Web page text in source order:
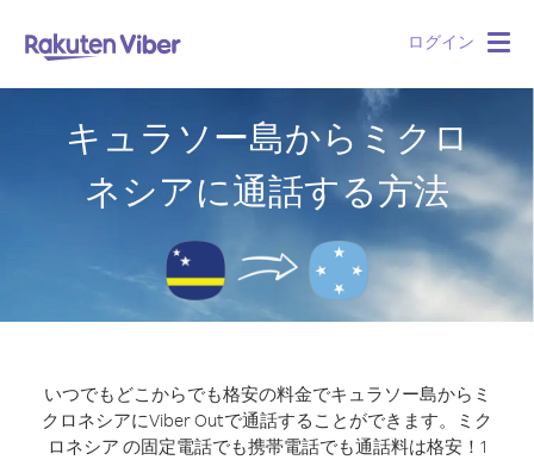
ログイン
キュラソー島からミクロ
ネシアに通話する方法
いつでもどこからでも格安の料金でキュラソー島からミ
クロネシアにViber Outで通話することができます。
ミク
ロネシア の固定電話でも携帯電話でも通話料は格安！1